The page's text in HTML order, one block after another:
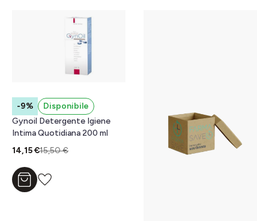
-9%
Disponibile
Gynoil Detergente Igiene
Intima Quotidiana 200 ml
14,15 €15,50 €
Aggiungi al carrello